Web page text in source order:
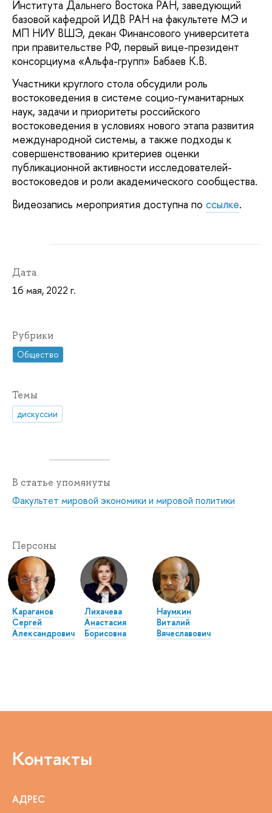
Института Дальнего Востока РАН, заведующий
базовой кафедрой ИДВ РАН на факультете МЭ и
МП НИУ ВШЭ, декан Финансового университета
при правительстве РФ, первый вице-президент
консорциума «Альфа-групп» Бабаев К.В.
Участники круглого стола обсудили роль
востоковедения в системе социо-гуманитарных
наук, задачи и приоритеты российского
востоковедения в условиях нового этапа развития
международной системы, а также подходы к
совершенствованию критериев оценки
публикационной активности исследователей-
востоковедов и роли академического сообщества.
Видеозапись мероприятия доступна по ссылке.
Дата
16 мая, 2022 г.
Рубрики
Общество
Темы
дискуссии
В статье упомянуты
Факультет мировой экономики и мировой политики
Персоны
Караганов
Сергей
Александрович
Лихачева
Анастасия
Борисовна
Наумкин
Виталий
Вячеславович
Контакты
АДРЕС